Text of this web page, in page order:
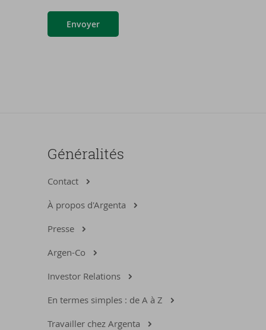
Envoyer
Généralités
Contact
À propos d'Argenta
Presse
Argen-Co
Investor Relations
En termes simples : de A à Z
Travailler chez Argenta